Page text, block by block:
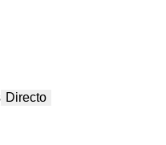
Directo